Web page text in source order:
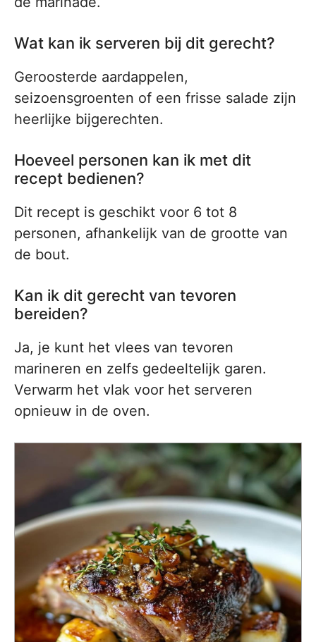
Wat kan ik serveren bij dit gerecht?
Geroosterde aardappelen,
seizoensgroenten of een frisse salade zijn
heerlijke bijgerechten.
Hoeveel personen kan ik met dit
recept bedienen?
Dit recept is geschikt voor 6 tot 8
personen, afhankelijk van de grootte van
de bout.
Kan ik dit gerecht van tevoren
bereiden?
Ja, je kunt het vlees van tevoren
marineren en zelfs gedeeltelijk garen.
Verwarm het vlak voor het serveren
opnieuw in de oven.